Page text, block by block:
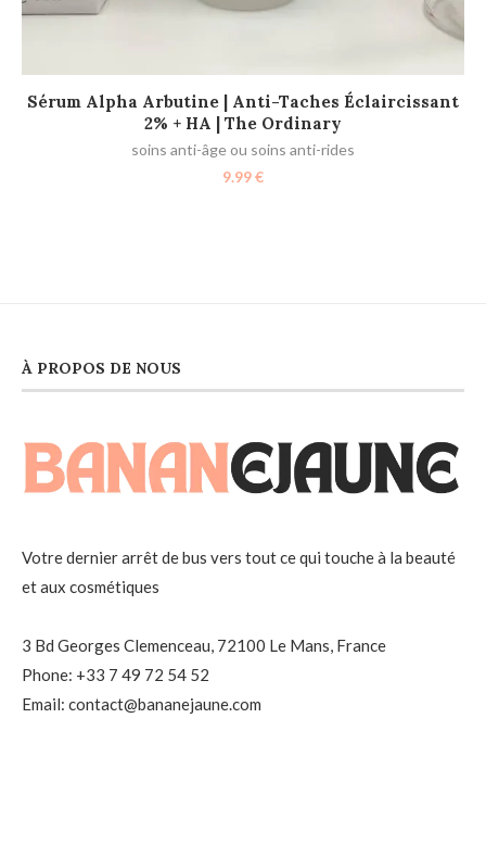
AJOUTER AU PANIER
Sérum Alpha Arbutine | Anti-Taches Éclaircissant
2% + HA | The Ordinary
soins anti-âge ou soins anti-rides
9.99€
À PROPOS DE NOUS
Votre dernier arrêt de bus vers tout ce qui touche à la beauté
et aux cosmétiques
3 Bd Georges Clemenceau, 72100 Le Mans, France
Phone: +33 7 49 72 54 52
Email: contact@bananejaune.com